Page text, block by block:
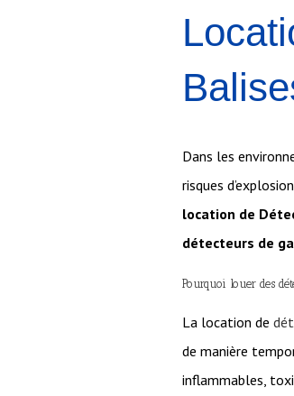
Dans les
risques
location de
détecteurs de
Pourquoi louer des
La location de
de manière
inflammables,